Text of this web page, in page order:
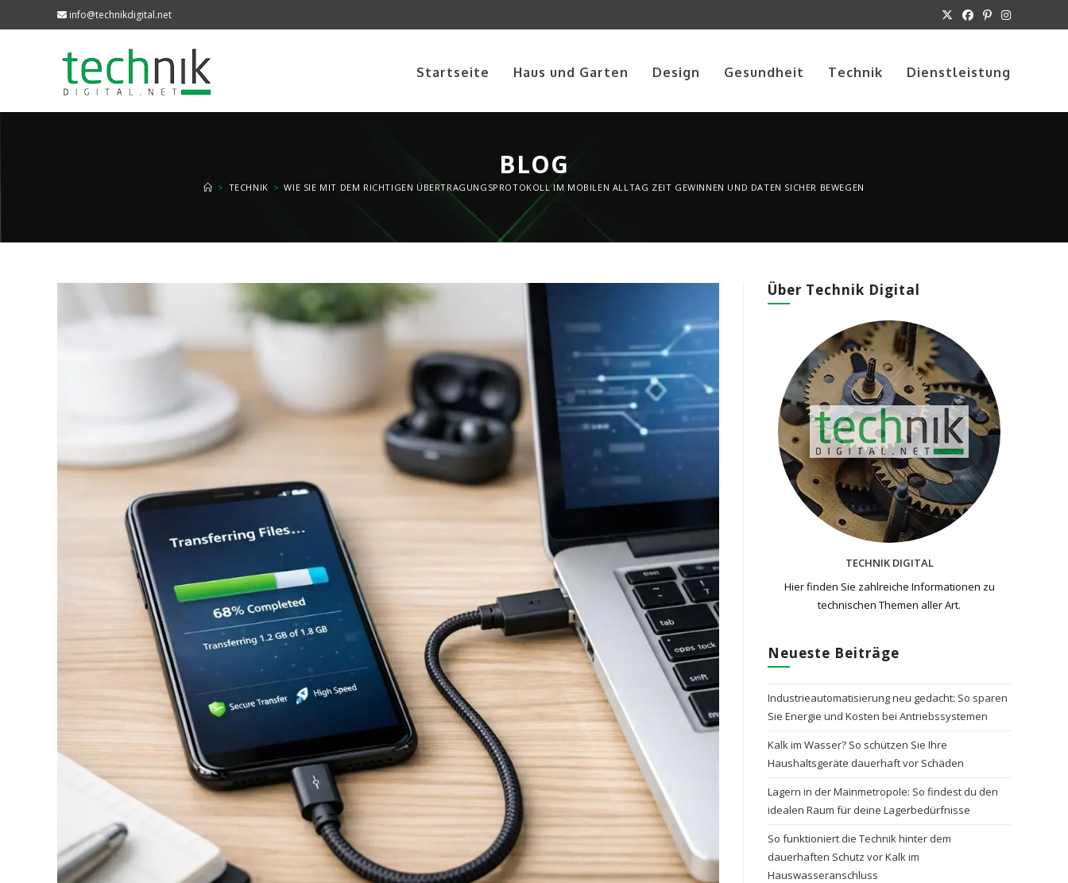
Inhalt
info@technikdigital.net
Startseite Haus und Garten Design Gesundheit Technik Dienstleistung
BLOG
> TECHNIK > WIE SIE MIT DEM RICHTIGEN ÜBERTRAGUNGSPROTOKOLL IM MOBILEN ALLTAG ZEIT GEWINNEN UND DATEN SICHER BEWEGEN
Über Technik Digital
TECHNIK DIGITAL
Hier finden Sie zahlreiche Informationen zu
technischen Themen​ aller Art.
Neueste Beiträge
Industrieautomatisierung neu gedacht: So sparen
Sie Energie und Kosten bei Antriebssystemen
Kalk im Wasser? So schützen Sie Ihre
Haushaltsgeräte dauerhaft vor Schäden
Lagern in der Mainmetropole: So findest du den
idealen Raum für deine Lagerbedürfnisse
So funktioniert die Technik hinter dem
dauerhaften Schutz vor Kalk im
Hauswasseranschluss